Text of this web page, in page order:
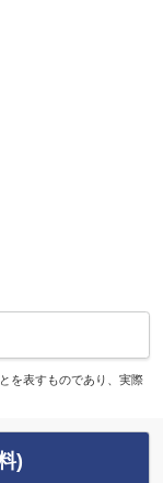
を表すものであり、実際
)